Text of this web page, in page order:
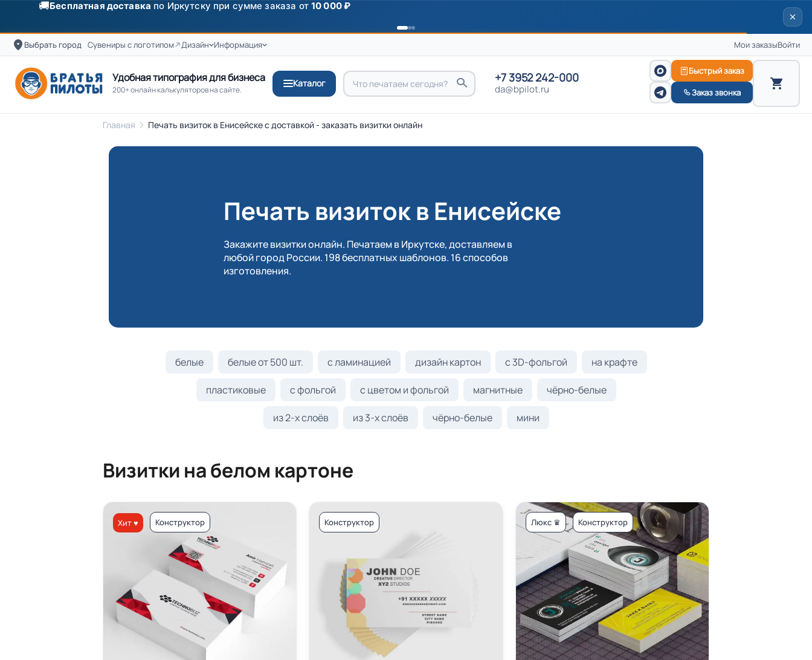
✨Скидка250 ₽на первый заказ от 3000 ₽ по промокоду ПРИВЕТ
Выбрать город Сувениры с логотипом Дизайн Информация Мои заказыВойти
Удобная типография для бизнеса
200+ онлайн калькуляторов на сайте.
Каталог +7 3952 242-000
da@bpilot.ru
Быстрый заказ
Заказ звонка
Главная Печать визиток в Енисейске с доставкой - заказать визитки онлайн
Печать визиток в Енисейске
Закажите визитки онлайн. Печатаем в Иркутске, доставляем в
любой город России. 198 бесплатных шаблонов. 16 способов
изготовления.
белые белые от 500 шт. с ламинацией дизайн картон с 3D-фольгой на крафте
пластиковые с фольгой с цветом и фольгой магнитные чёрно-белые
из 2-х слоёв из 3-х слоёв чёрно-белые мини
Визитки на белом картоне
Хит ♥ Конструктор Конструктор Люкс ♛ Конструктор